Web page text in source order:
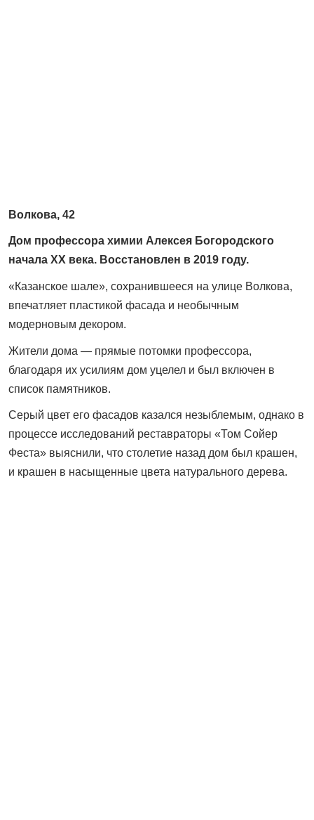
Волкова, 42
Дом профессора химии Алексея Богородского
начала XX века. Восстановлен в 2019 году.
«Казанское шале», сохранившееся на улице Волкова,
впечатляет пластикой фасада и необычным
модерновым декором.
Жители дома — прямые потомки профессора,
благодаря их усилиям дом уцелел и был включен в
список памятников.
Серый цвет его фасадов казался незыблемым, однако в
процессе исследований реставраторы «Том Сойер
Феста» выяснили, что столетие назад дом был крашен,
и крашен в насыщенные цвета натурального дерева.